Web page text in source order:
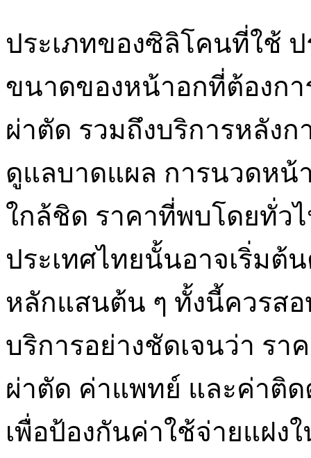
ประเภทของซิลิโคนที่ใช้
ขนาดของหน้าอกที่ต้องก
ผ่าตัด รวมถึงบริการหลัง
ดูแลบาดแผล การนวดหน้
ใกล้ชิด ราคาที่พบโดยทั่ว
ประเทศไทยนั้นอาจเริ่มต้
หลักแสนต้น ๆ ทั้งนี้ควรส
บริการอย่างชัดเจนว่า ร
ผ่าตัด ค่าแพทย์ และค่าติ
เพื่อป้องกันค่าใช้จ่ายแฝง